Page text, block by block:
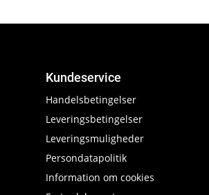
Kundeservice
Handelsbetingelser
Leveringsbetingelser
Leveringsmuligheder
Persondatapolitik
Information om cookies